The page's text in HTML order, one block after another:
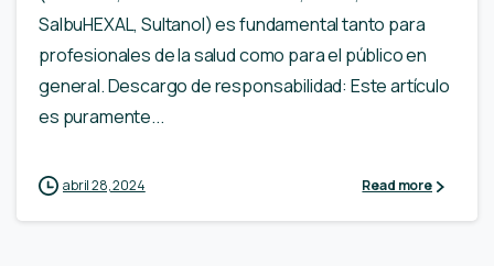
SalbuHEXAL, Sultanol) es fundamental tanto para
profesionales de la salud como para el público en
general. Descargo de responsabilidad: Este artículo
es puramente...
abril 28, 2024 Read more